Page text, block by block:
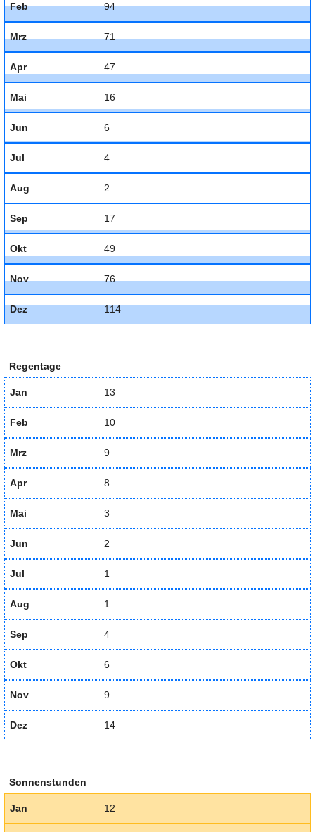
Feb 94
Mrz 71
Apr 47
Mai 16
Jun 6
Jul 4
Aug 2
Sep 17
Okt 49
Nov 76
Dez 114
Regentage
Jan 13
Feb 10
Mrz 9
Apr 8
Mai 3
Jun 2
Jul 1
Aug 1
Sep 4
Okt 6
Nov 9
Dez 14
Sonnenstunden
Jan 12